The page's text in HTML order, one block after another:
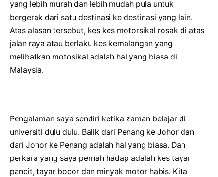
yang lebih murah dan lebih mudah pula untuk
bergerak dari satu destinasi ke destinasi yang lain.
Atas alasan tersebut, kes kes motorsikal rosak di atas
jalan raya atau berlaku kes kemalangan yang
melibatkan motosikal adalah hal yang biasa di
Malaysia.
Pengalaman saya sendiri ketika zaman belajar di
universiti dulu dulu. Balik dari Penang ke Johor dan
dari Johor ke Penang adalah hal yang biasa. Dan
perkara yang saya pernah hadap adalah kes tayar
pancit, tayar bocor dan minyak motor habis. Kita